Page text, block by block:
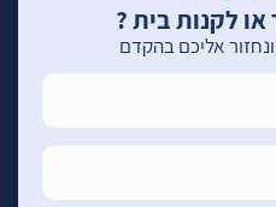
לקנות בית ?
אליכם בהקדם